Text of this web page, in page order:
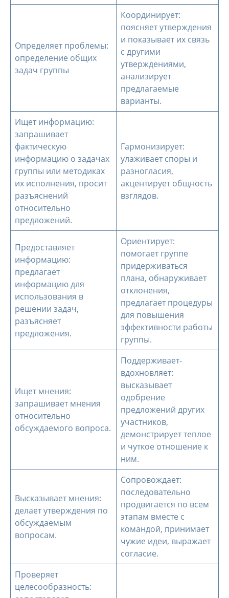
Определяет проблемы:
определение общих
задач группы
Координирует:
поясняет утверждения
и показывает их связь
с другими
утверждениями,
анализирует
предлагаемые
варианты.
Ищет информацию:
запрашивает
фактическую
информацию о задачах
группы или методиках
их исполнения, просит
разъяснений
относительно
предложений.
Гармонизирует:
улаживает споры и
разногласия,
акцентирует общность
взглядов.
Предоставляет
информацию:
предлагает
информацию для
использования в
решении задач,
разъясняет
предложения.
Ориентирует:
помогает группе
придерживаться
плана, обнаруживает
отклонения,
предлагает процедуры
для повышения
эффективности работы
группы.
Ищет мнения:
запрашивает мнения
относительно
обсуждаемого вопроса.
Поддерживает-
вдохновляет:
высказывает
одобрение
предложений других
участников,
демонстрирует теплое
и чуткое отношение к
ним.
Высказывает мнения:
делает утверждения по
обсуждаемым
вопросам.
Сопровождает:
последовательно
продвигается по всем
этапам вместе с
командой, принимает
чужие идеи, выражает
согласие.
Проверяет
целесообразность: